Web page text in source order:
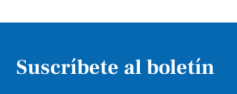
Suscríbete al boletín